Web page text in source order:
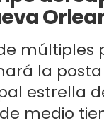
múltiples
la posta
estrella
medio